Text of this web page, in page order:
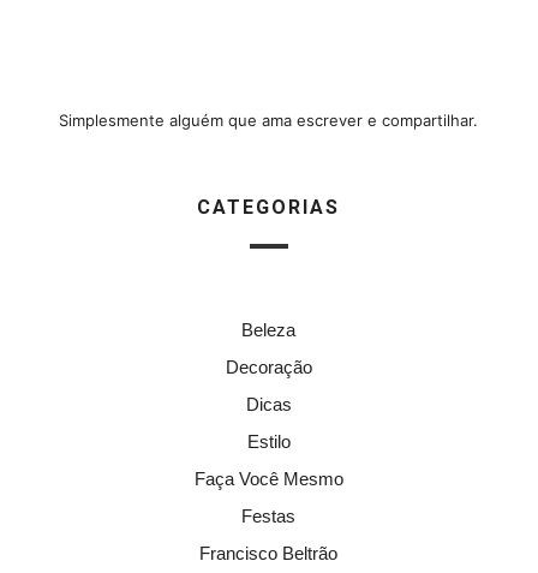
Simplesmente alguém que ama escrever e compartilhar.
CATEGORIAS
Beleza
Decoração
Dicas
Estilo
Faça Você Mesmo
Festas
Francisco Beltrão